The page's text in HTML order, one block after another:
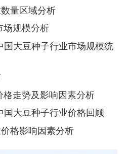
量区域分析
场规模分析
大豆种子行业市场规模统
走势及影响因素分析
大豆种子行业价格回顾
格影响因素分析